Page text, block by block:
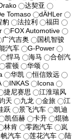
达契亚
Tomaso
dÄHLer
豹 法拉利
福田
FOX Automotive
广汽吉奥
国机智骏
汽车
G-Power
悍马 海马
合创汽
霍顿
华颂
华凯
恒信致远
INKAS
Icona
捷尼赛思
江淮瑞风
天 九龙 金旅
江
跃 景飞汽车
凯迪
凯佰赫 卡升
焜驰
林肯 零跑汽车
岚
帆汽车 莲花汽车
陆